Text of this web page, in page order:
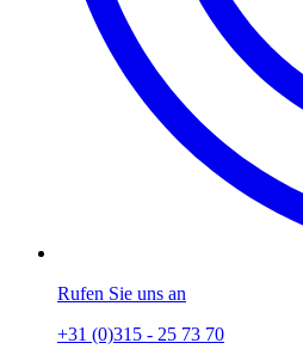
Rufen Sie uns an
+31 (0)315 - 25 73 70